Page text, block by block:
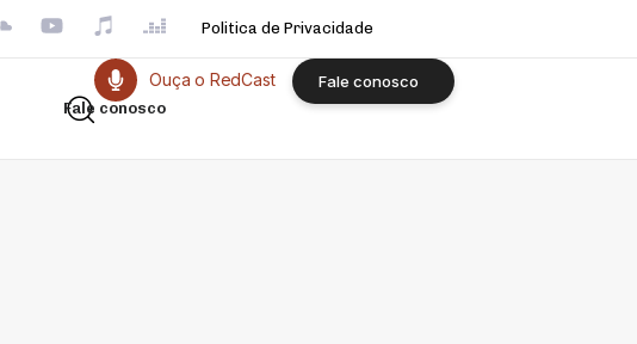
Politica de Privacidade
Fale conosco
Ouça o RedCast Fale conosco